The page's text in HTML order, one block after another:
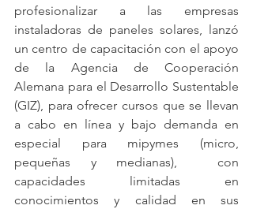
profesionalizar a las empresas
instaladoras de paneles solares, lanzó
un centro de capacitación con el apoyo
de la Agencia de Cooperación
Alemana para el Desarrollo Sustentable
(GIZ), para ofrecer cursos que se llevan
a cabo en línea y bajo demanda en
especial para mipymes (micro,
pequeñas y medianas),  con
capacidades limitadas en
conocimientos y calidad en sus